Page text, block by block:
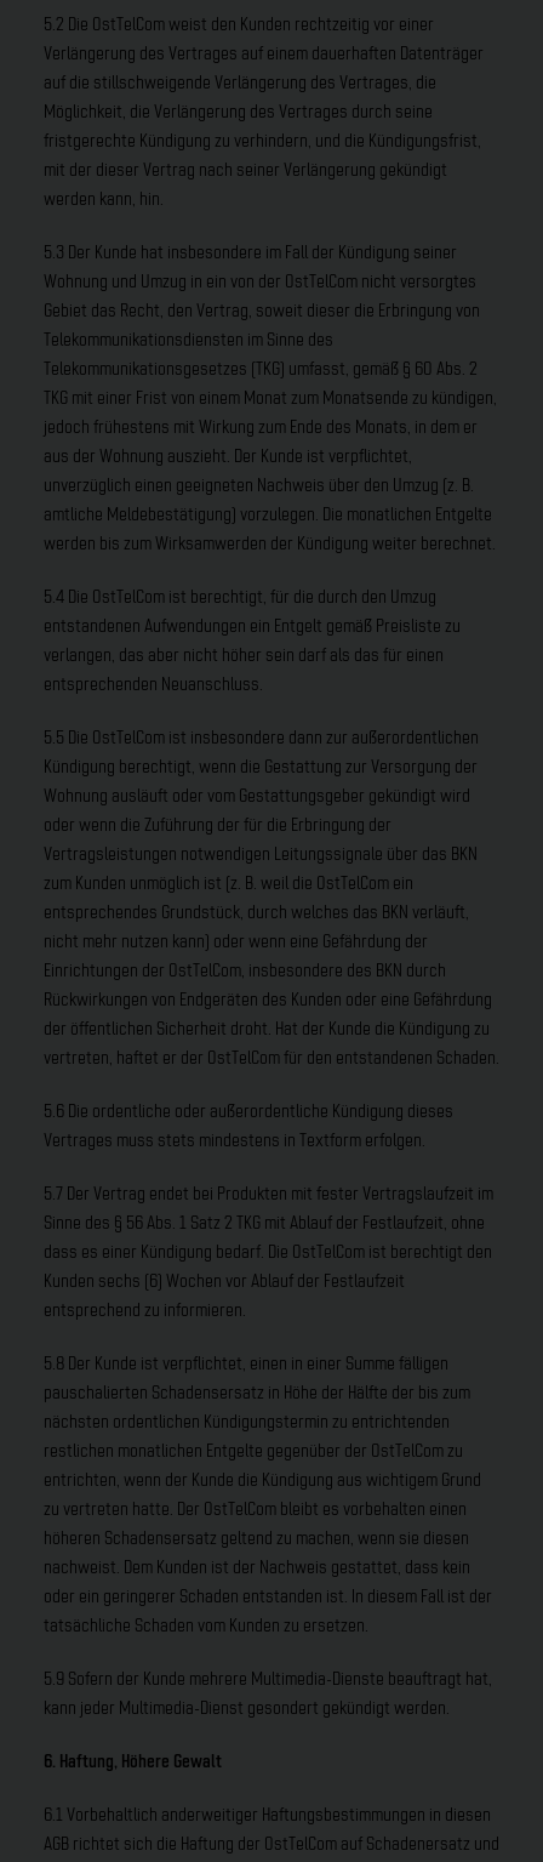
5.2 Die OstTelCom weist den Kunden rechtzeitig vor einer
Verlängerung des Vertrages auf einem dauerhaften Datenträger
auf die stillschweigende Verlängerung des Vertrages, die
Möglichkeit, die Verlängerung des Vertrages durch seine
fristgerechte Kündigung zu verhindern, und die Kündigungsfrist,
mit der dieser Vertrag nach seiner Verlängerung gekündigt
werden kann, hin.
5.3 Der Kunde hat insbesondere im Fall der Kündigung seiner
Wohnung und Umzug in ein von der OstTelCom nicht versorgtes
Gebiet das Recht, den Vertrag, soweit dieser die Erbringung von
Telekommunikationsdiensten im Sinne des
Telekommunikationsgesetzes (TKG) umfasst, gemäß § 60 Abs. 2
TKG mit einer Frist von einem Monat zum Monatsende zu kündigen,
jedoch frühestens mit Wirkung zum Ende des Monats, in dem er
aus der Wohnung auszieht. Der Kunde ist verpflichtet,
unverzüglich einen geeigneten Nachweis über den Umzug (z. B.
amtliche Meldebestätigung) vorzulegen. Die monatlichen Entgelte
werden bis zum Wirksamwerden der Kündigung weiter berechnet.
5.4 Die OstTelCom ist berechtigt, für die durch den Umzug
entstandenen Aufwendungen ein Entgelt gemäß Preisliste zu
verlangen, das aber nicht höher sein darf als das für einen
entsprechenden Neuanschluss.
5.5 Die OstTelCom ist insbesondere dann zur außerordentlichen
Kündigung berechtigt, wenn die Gestattung zur Versorgung der
Wohnung ausläuft oder vom Gestattungsgeber gekündigt wird
oder wenn die Zuführung der für die Erbringung der
Vertragsleistungen notwendigen Leitungssignale über das BKN
zum Kunden unmöglich ist (z. B. weil die OstTelCom ein
entsprechendes Grundstück, durch welches das BKN verläuft,
nicht mehr nutzen kann) oder wenn eine Gefährdung der
Einrichtungen der OstTelCom, insbesondere des BKN durch
Rückwirkungen von Endgeräten des Kunden oder eine Gefährdung
der öffentlichen Sicherheit droht. Hat der Kunde die Kündigung zu
vertreten, haftet er der OstTelCom für den entstandenen Schaden.
5.6 Die ordentliche oder außerordentliche Kündigung dieses
Vertrages muss stets mindestens in Textform erfolgen.
5.7 Der Vertrag endet bei Produkten mit fester Vertragslaufzeit im
Sinne des § 56 Abs. 1 Satz 2 TKG mit Ablauf der Festlaufzeit, ohne
dass es einer Kündigung bedarf. Die OstTelCom ist berechtigt den
Kunden sechs (6) Wochen vor Ablauf der Festlaufzeit
entsprechend zu informieren.
5.8 Der Kunde ist verpflichtet, einen in einer Summe fälligen
pauschalierten Schadensersatz in Höhe der Hälfte der bis zum
nächsten ordentlichen Kündigungstermin zu entrichtenden
restlichen monatlichen Entgelte gegenüber der OstTelCom zu
entrichten, wenn der Kunde die Kündigung aus wichtigem Grund
zu vertreten hatte. Der OstTelCom bleibt es vorbehalten einen
höheren Schadensersatz geltend zu machen, wenn sie diesen
nachweist. Dem Kunden ist der Nachweis gestattet, dass kein
oder ein geringerer Schaden entstanden ist. In diesem Fall ist der
tatsächliche Schaden vom Kunden zu ersetzen.
5.9 Sofern der Kunde mehrere Multimedia-Dienste beauftragt hat,
kann jeder Multimedia-Dienst gesondert gekündigt werden.
6. Haftung, Höhere Gewalt
6.1 Vorbehaltlich anderweitiger Haftungsbestimmungen in diesen
AGB richtet sich die Haftung der OstTelCom auf Schadenersatz und